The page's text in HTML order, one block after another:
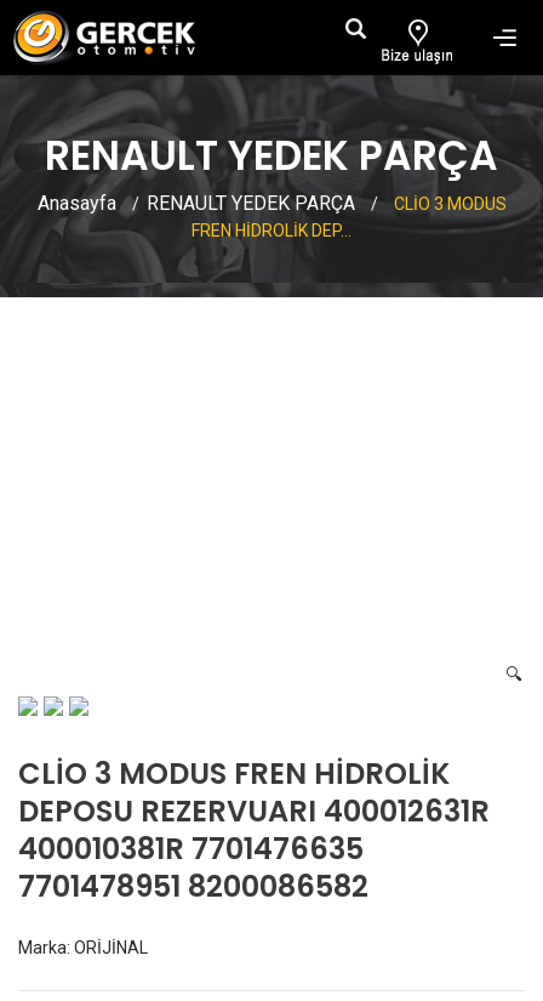
RENAULT YEDEK PARÇA
Anasayfa / RENAULT YEDEK PARÇA /
CLİO 3 MODUS
FREN HİDROLİK DEP...
🔍
CLİO 3 MODUS FREN HİDROLİK
DEPOSU REZERVUARI 400012631R
400010381R 7701476635
7701478951 8200086582
Marka: ORİJİNAL